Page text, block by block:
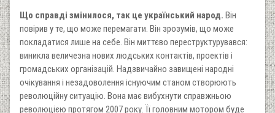
Що справді змінилося, так це український народ. Він
повірив у те, що може перемагати. Він зрозумів, що може
покладатися лише на себе. Він миттєво переструктурувався:
виникла величезна нових людських контактів, проектів і
громадських організацій. Надзвичайно завищені народні
очікування і незадоволення існуючим станом створюють
революційну ситуацію. Вона має вибухнути справжньою
революцією протягом 2007 року. Її головним мотором буде